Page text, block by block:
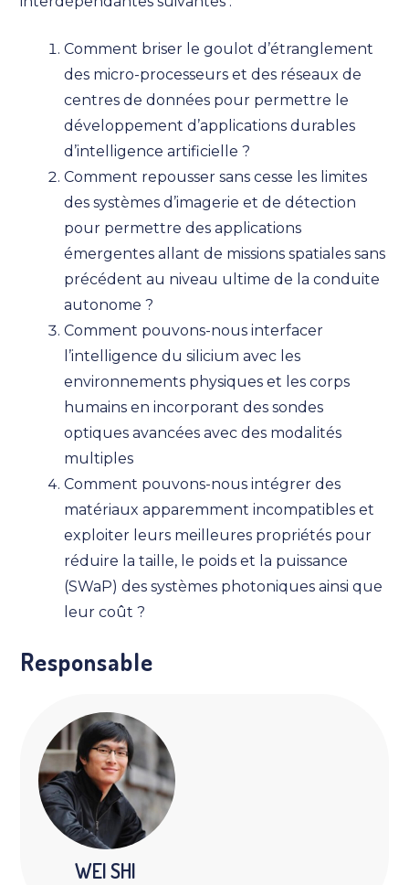
Comment briser le goulot d’étranglement
des micro-processeurs et des réseaux de
centres de données pour permettre le
développement d’applications durables
d’intelligence artificielle ?
Comment repousser sans cesse les limites
des systèmes d’imagerie et de détection
pour permettre des applications
émergentes allant de missions spatiales sans
précédent au niveau ultime de la conduite
autonome ?
Comment pouvons-nous interfacer
l’intelligence du silicium avec les
environnements physiques et les corps
humains en incorporant des sondes
optiques avancées avec des modalités
multiples
Comment pouvons-nous intégrer des
matériaux apparemment incompatibles et
exploiter leurs meilleures propriétés pour
réduire la taille, le poids et la puissance
(SWaP) des systèmes photoniques ainsi que
leur coût ?
Responsable
WEI SHI